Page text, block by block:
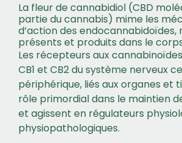
La fleur de cannabidiol (CBD
partie du cannabis) mime les
d’action des
présents et produits dans le
Les récepteurs aux
CB1 et CB2 du système nerveux
périphérique, liés aux organes et
rôle primordial dans le maintien
et agissent en régulateurs
physiopathologiques.